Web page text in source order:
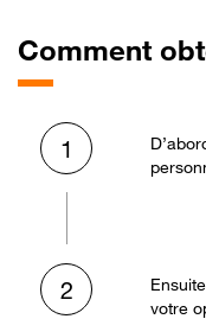
Comment
1
2
votre